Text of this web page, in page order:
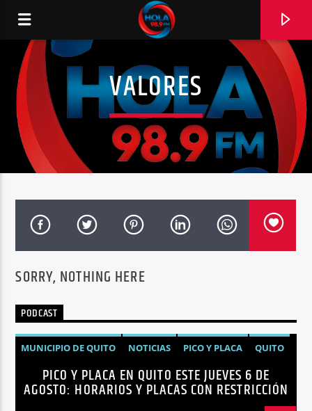
RADIO HOLA
Radio hola
VALORES
SORRY, NOTHING HERE
PODCAST
MUNICIPIO DE QUITO NOTICIAS PICO Y PLACA QUITO
PICO Y PLACA EN QUITO ESTE JUEVES 6 DE
AGOSTO: HORARIOS Y PLACAS CON RESTRICCIÓN